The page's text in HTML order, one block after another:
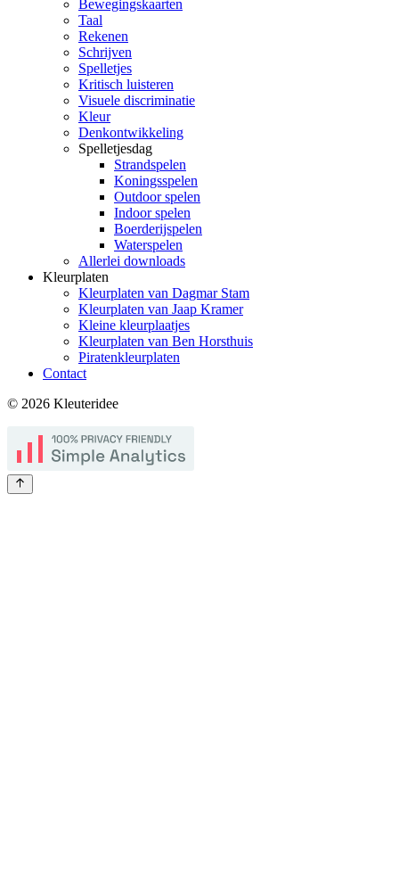
Bewegingskaarten
Taal
Rekenen
Schrijven
Spelletjes
Kritisch luisteren
Visuele discriminatie
Kleur
Denkontwikkeling
Spelletjesdag
Strandspelen
Koningsspelen
Outdoor spelen
Indoor spelen
Boerderijspelen
Waterspelen
Allerlei downloads
Kleurplaten
Kleurplaten van Dagmar Stam
Kleurplaten van Jaap Kramer
Kleine kleurplaatjes
Kleurplaten van Ben Horsthuis
Piratenkleurplaten
Contact
© 2026 Kleuteridee